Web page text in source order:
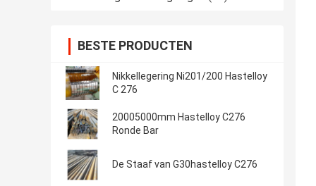
BESTE PRODUCTEN
Nikkellegering Ni201/200 Hastelloy
C 276
20005000mm Hastelloy C276
Ronde Bar
De Staaf van G30hastelloy C276